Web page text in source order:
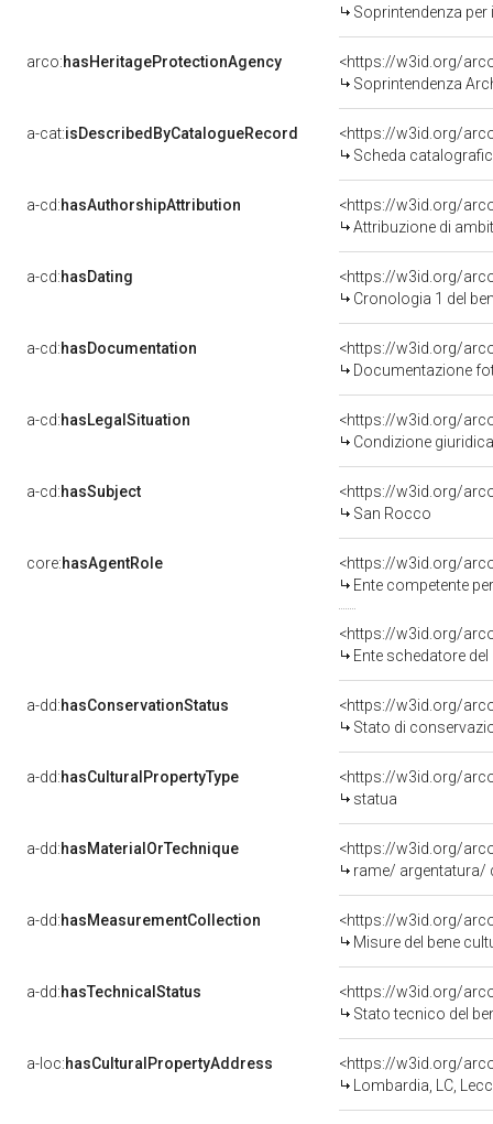
Soprintendenza per i beni
arco:hasHeritageProtectionAgency
<https://w3id.org/
Soprintendenza
a-cat:isDescribedByCatalogueRecord
<https://w3id.org/
Scheda
a-cd:hasAuthorshipAttribution
<https://w3id.org/
Attribuzione di
a-cd:hasDating
<https://w3id.org/
Cronologia 1 del
a-cd:hasDocumentation
Documentazione
a-cd:hasLegalSituation
Condizione
a-cd:hasSubject
<https://w3id.org/
San Rocco
core:hasAgentRole
<https://w3id.org/
Ente competente per tutela
<https://w3id.org/
Ente schedatore del bene
a-dd:hasConservationStatus
<https://w3id.org/
Stato di
a-dd:hasCulturalPropertyType
<https://w3id.org/
statua
a-dd:hasMaterialOrTechnique
<https://w3id.org/
rame/ argentatura/
a-dd:hasMeasurementCollection
<https://w3id.org/
Misure del bene
a-dd:hasTechnicalStatus
<https://w3id.org/
Stato tecnico del
a-loc:hasCulturalPropertyAddress
<https://w3id.org/
Lombardia, LC,